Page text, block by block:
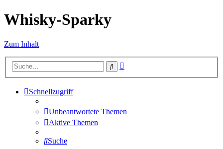
Whisky-Sparky
Zum Inhalt
Suche
Schnellzugriff
Unbeantwortete Themen
Aktive Themen
Suche